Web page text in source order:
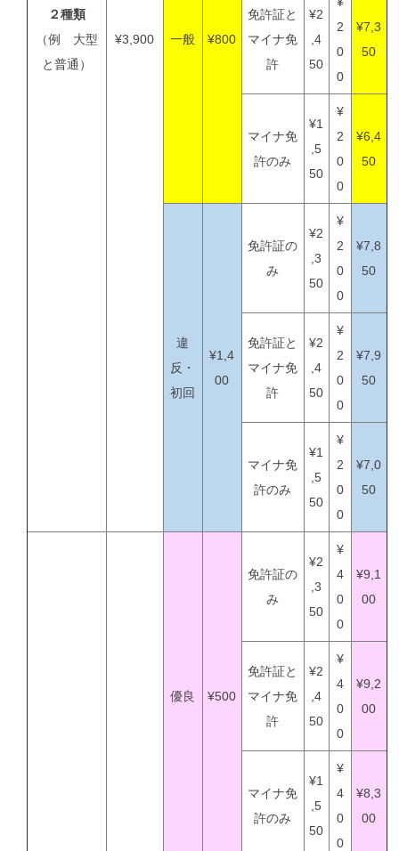
２種類
（例 大型
と普通）
¥3,900 一般 ¥800
免許証と
マイナ免
許
¥2
,4
50
2
0
0
¥7,3
50
マイナ免
許のみ
¥1
,5
50
¥
2
0
0
¥6,4
50
違
反・
初回
¥1,4
00
免許証の
み
¥2
,3
50
¥
2
0
0
¥7,8
50
免許証と
マイナ免
許
¥2
,4
50
¥
2
0
0
¥7,9
50
マイナ免
許のみ
¥1
,5
50
¥
2
0
0
¥7,0
50
優良 ¥500
免許証の
み
¥2
,3
50
¥
4
0
0
¥9,1
00
免許証と
マイナ免
許
¥2
,4
50
¥
4
0
0
¥9,2
00
マイナ免
許のみ
¥1
,5
50
¥
4
0
0
¥8,3
00